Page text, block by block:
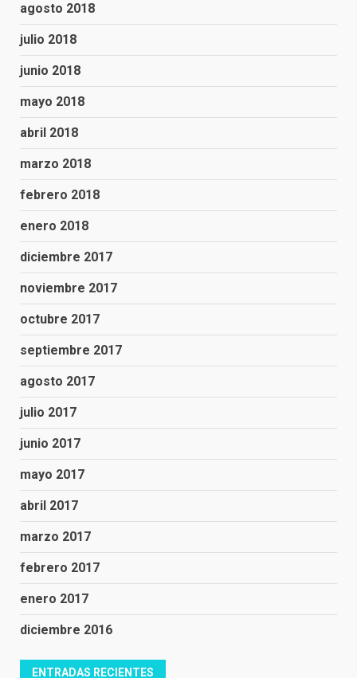
agosto 2018
julio 2018
junio 2018
mayo 2018
abril 2018
marzo 2018
febrero 2018
enero 2018
diciembre 2017
noviembre 2017
octubre 2017
septiembre 2017
agosto 2017
julio 2017
junio 2017
mayo 2017
abril 2017
marzo 2017
febrero 2017
enero 2017
diciembre 2016
ENTRADAS RECIENTES